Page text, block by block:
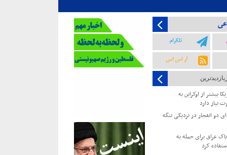
تلگرام
آر اس اس
بیشتر از اوکراین به
نیاز دارد
دو انفجار در نزدیکی تنگه
عراق برای حمله به
کرد